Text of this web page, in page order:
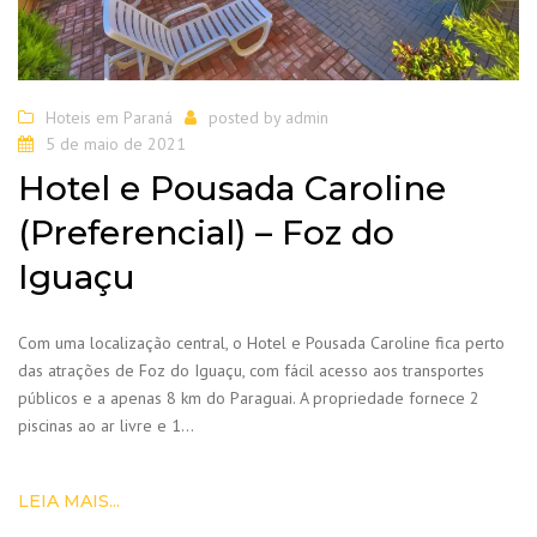
Hoteis em Paraná posted by admin
5 de maio de 2021
Hotel e Pousada Caroline
(Preferencial) – Foz do
Iguaçu
Com uma localização central, o Hotel e Pousada Caroline fica perto
das atrações de Foz do Iguaçu, com fácil acesso aos transportes
públicos e a apenas 8 km do Paraguai. A propriedade fornece 2
piscinas ao ar livre e 1…
LEIA MAIS...